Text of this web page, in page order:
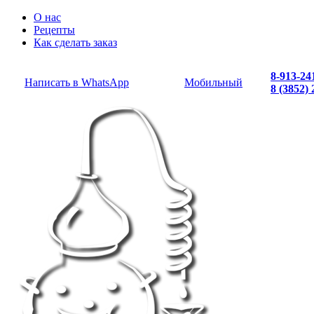
О нас
Рецепты
Как сделать заказ
Написать в WhatsApp Мобильный
8-913-
8 (3852)